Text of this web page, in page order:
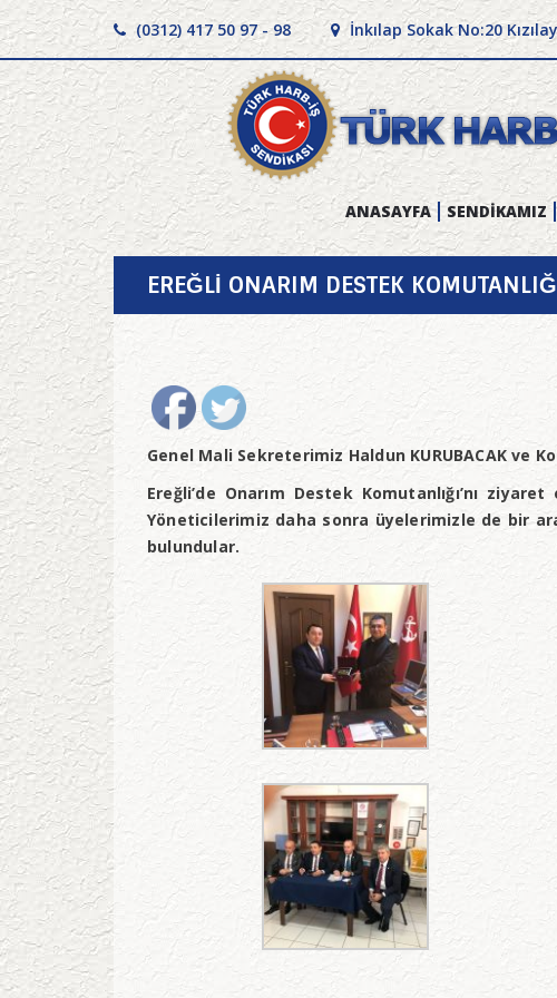
(0312) 417 50 97 - 98 İnkılap Sokak No:20
ANASAYFA SENDİKAMIZ
EREĞLİ ONARIM DESTEK
Genel Mali Sekreterimiz Haldun KURUBACAK ve
Ereğli’de Onarım Destek Komutanlığı’nı
Yöneticilerimiz daha sonra üyelerimizle de bir
bulundular.